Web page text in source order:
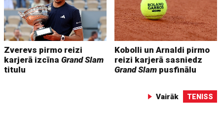
Zverevs pirmo reizi
karjerā izcīnaGrand Slam
titulu
Kobolli un Arnaldi pirmo
reizi karjerā sasniedz
Grand Slam pusfinālu
Vairāk TENISS